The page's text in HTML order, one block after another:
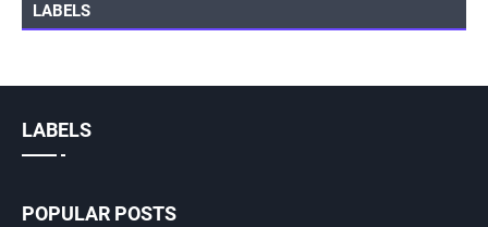
LABELS
LABELS
POPULAR POSTS